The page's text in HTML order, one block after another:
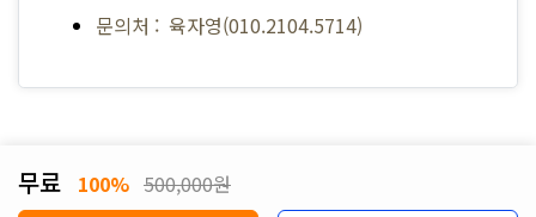
문의처 : 육자영(010.2104.5714)
무료 100% 500,000원